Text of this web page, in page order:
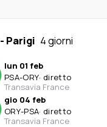
- Parigi 4 giorni
lun 01 feb
PSA-ORY· diretto
Transavia France
gio 04 feb
ORY-PSA· diretto
Transavia France